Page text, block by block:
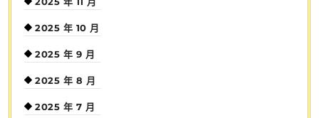
2025 年 10 月
2025 年 9 月
2025 年 8 月
2025 年 7 月